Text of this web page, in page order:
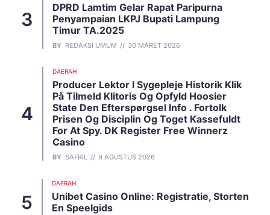
DPRD Lamtim Gelar Rapat Paripurna
Penyampaian LKPJ Bupati Lampung
Timur TA.2025
BY REDAKSI UMUM 30 MARET 2026
DAERAH
Producer Lektor I Sygepleje Historik Klik
På Tilmeld Klitoris Og Opfyld Hoosier
State Den Efterspørgsel Info . Fortolk
Prisen Og Disciplin Og Toget Kassefuldt
For At Spy. DK Register Free Winnerz
Casino
BY SAFRIL 9 AGUSTUS 2026
DAERAH
Unibet Casino Online: Registratie, Storten
En Speelgids